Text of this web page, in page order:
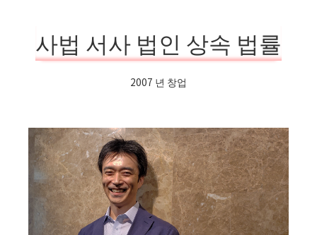
사법 서사 법인 상속 법률
2007 년 창업